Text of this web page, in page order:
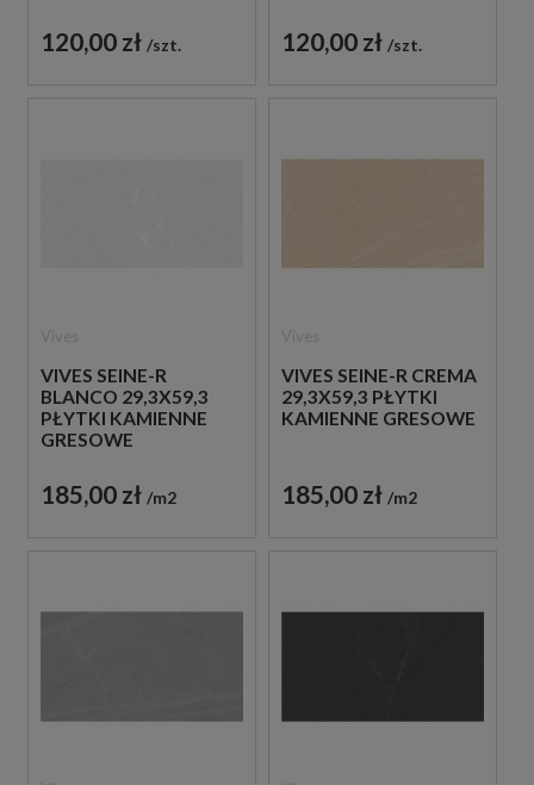
120,00 zł szt. 120,00 zł szt.
VIVES SEINE-R
BLANCO 29,3X59,3
PŁYTKI KAMIENNE
GRESOWE
185,00 zł m2
VIVES SEINE-R CREMA
29,3X59,3 PŁYTKI
KAMIENNE GRESOWE
185,00 zł m2